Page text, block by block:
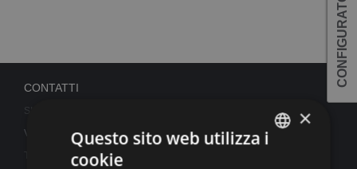
CONFIGURATORE
CONTATTI
SILVERPLAT SRL
Via Piane 23/c - 47853 Coriano (RIMINI)
0541.659165
×
Questo sito web utilizza i
cookie